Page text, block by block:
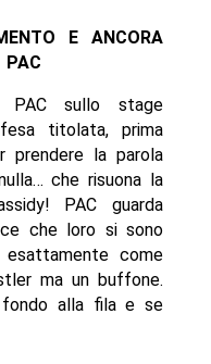
E ANCORA
PAC
PAC sullo stage
titolata, prima
prendere la parola
che risuona la
PAC guarda
che loro si sono
come
ma un buffone.
alla fila e se